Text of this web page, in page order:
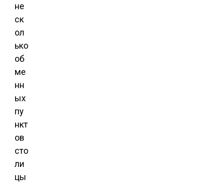
не
ск
ол
ько
об
ме
нн
ых
пу
нкт
ов
сто
ли
цы